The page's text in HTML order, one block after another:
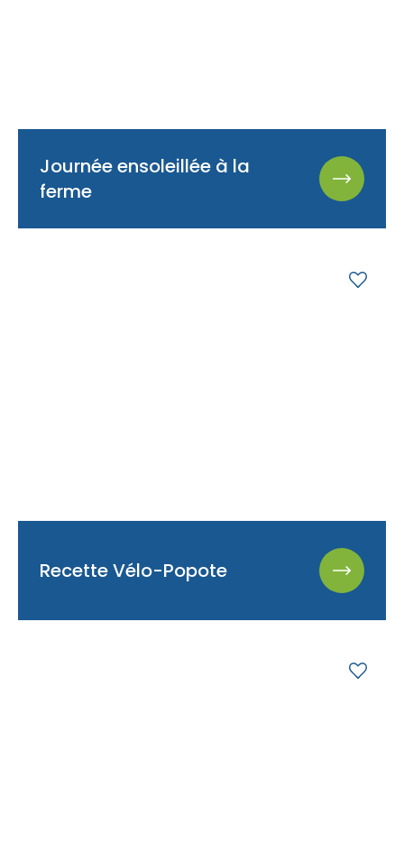
Journée ensoleillée à la
ferme
Recette Vélo-Popote